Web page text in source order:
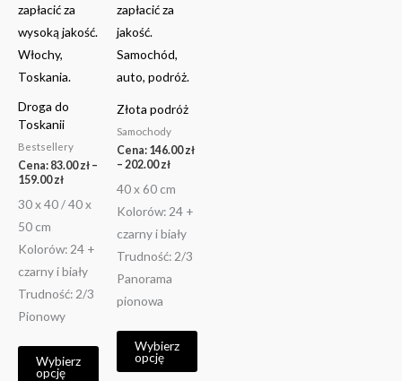
Droga do
Toskanii
Bestsellery
Cena: 83.00zł –
159.00zł
30 x 40 / 40 x
50 cm
Kolorów: 24 +
czarny i biały
Trudność: 2/3
Pionowy
Wybierz
opcję
można
wybrać
na
stronie
produktu
Złota podróż
Samochody
Cena: 146.00zł
– 202.00zł
40 x 60 cm
Kolorów: 24 +
czarny i biały
Trudność: 2/3
Panorama
pionowa
Wybierz
opcję
można
wybrać
na
stronie